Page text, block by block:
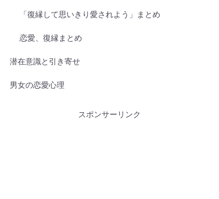
「復縁して思いきり愛されよう」まとめ
恋愛、復縁まとめ
潜在意識と引き寄せ
男女の恋愛心理
スポンサーリンク